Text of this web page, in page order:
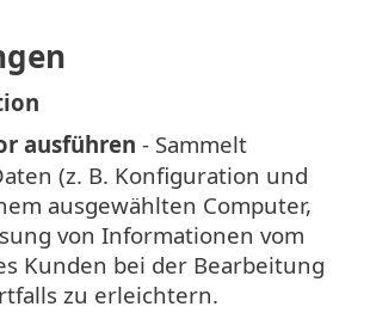
ausführen - Sammelt
(z. B. Konfiguration und
ausgewählten Computer,
von Informationen vom
Kunden bei der Bearbeitung
zu erleichtern.